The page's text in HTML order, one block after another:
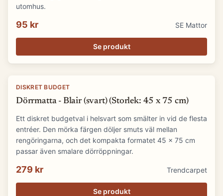
utomhus.
95 kr SE Mattor
Se produkt
DISKRET BUDGET
Dörrmatta - Blair (svart) (Storlek: 45 x 75 cm)
Ett diskret budgetval i helsvart som smälter in vid de flesta
entréer. Den mörka färgen döljer smuts väl mellan
rengöringarna, och det kompakta formatet 45 x 75 cm
passar även smalare dörröppningar.
279 kr Trendcarpet
Se produkt